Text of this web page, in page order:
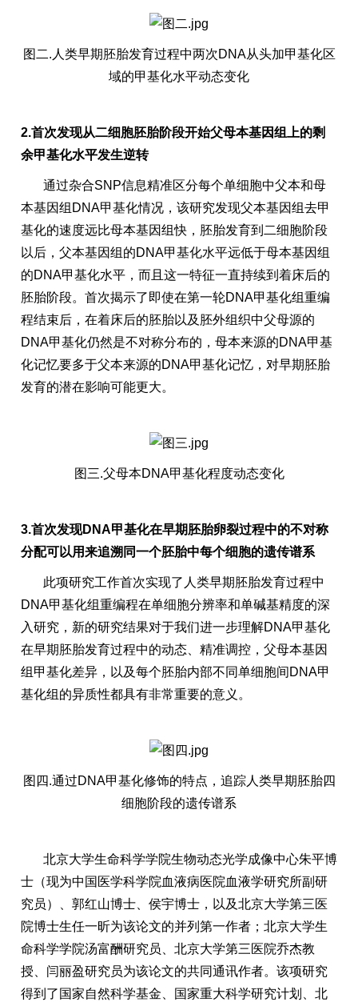
图二.人类早期胚胎发育过程中两次DNA从头加甲基化区
域的甲基化水平动态变化
2.首次发现从二细胞胚胎阶段开始父母本基因组上的剩
余甲基化水平发生逆转
通过杂合SNP信息精准区分每个单细胞中父本和母
本基因组DNA甲基化情况，该研究发现父本基因组去甲
基化的速度远比母本基因组快，胚胎发育到二细胞阶段
以后，父本基因组的DNA甲基化水平远低于母本基因组
的DNA甲基化水平，而且这一特征一直持续到着床后的
胚胎阶段。首次揭示了即使在第一轮DNA甲基化组重编
程结束后，在着床后的胚胎以及胚外组织中父母源的
DNA甲基化仍然是不对称分布的，母本来源的DNA甲基
化记忆要多于父本来源的DNA甲基化记忆，对早期胚胎
发育的潜在影响可能更大。
图三.父母本DNA甲基化程度动态变化
3.首次发现DNA甲基化在早期胚胎卵裂过程中的不对称
分配可以用来追溯同一个胚胎中每个细胞的遗传谱系
此项研究工作首次实现了人类早期胚胎发育过程中
DNA甲基化组重编程在单细胞分辨率和单碱基精度的深
入研究，新的研究结果对于我们进一步理解DNA甲基化
在早期胚胎发育过程中的动态、精准调控，父母本基因
组甲基化差异，以及每个胚胎内部不同单细胞间DNA甲
基化组的异质性都具有非常重要的意义。
图四.通过DNA甲基化修饰的特点，追踪人类早期胚胎四
细胞阶段的遗传谱系
北京大学生命科学学院生物动态光学成像中心朱平博
士（现为中国医学科学院血液病医院血液学研究所副研
究员）、郭红山博士、侯宇博士，以及北京大学第三医
院博士生任一昕为该论文的并列第一作者；北京大学生
命科学学院汤富酬研究员、北京大学第三医院乔杰教
授、闫丽盈研究员为该论文的共同通讯作者。该项研究
得到了国家自然科学基金、国家重大科学研究计划、北